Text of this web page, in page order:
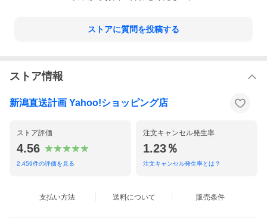
ストアに質問を投稿する
ストア情報
新潟直送計画 Yahoo!ショッピング店
ストア評価
4.56
2,459件の評価を見る
注文キャンセル発生率
1.23％
注文キャンセル発生率とは？
支払い方法 送料について 販売条件